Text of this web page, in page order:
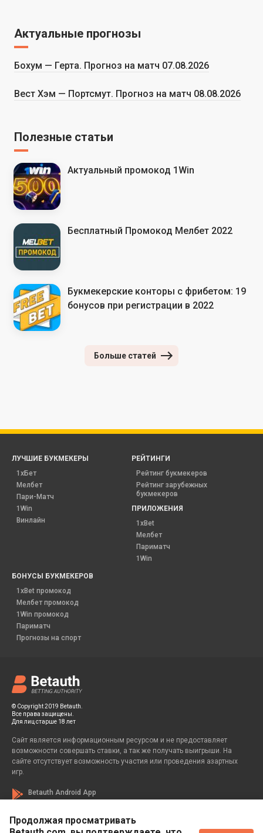
Актуальные прогнозы
Бохум — Герта. Прогноз на матч 07.08.2026
Вест Хэм — Портсмут. Прогноз на матч 08.08.2026
Полезные статьи
Актуальный промокод 1Win
Бесплатный Промокод Мелбет 2022
Букмекерские конторы с фрибетом: 19
бонусов при регистрации в 2022
Больше статей
Продолжая просматривать
© Copyright 2019 Betauth.
Все права защищены.
Для лиц старше 18 лет
Сайт является информационным ресурсом и не предоставляет
возможности совершать ставки, а так же получать выигрыши. На
сайте отсутствует возможность участия или проведения азартных
игр.
Betauth Android App
ЛУЧШИЕ БУКМЕКЕРЫ
1хБет
Мелбет
Пари-Матч
1Win
Винлайн
РЕЙТИНГИ
Рейтинг букмекеров
Рейтинг зарубежных
букмекеров
ПРИЛОЖЕНИЯ
1xBet
Мелбет
Париматч
1Win
БОНУСЫ БУКМЕКЕРОВ
1xBet промокод
Мелбет промокод
1Win промокод
Париматч
Прогнозы на спорт